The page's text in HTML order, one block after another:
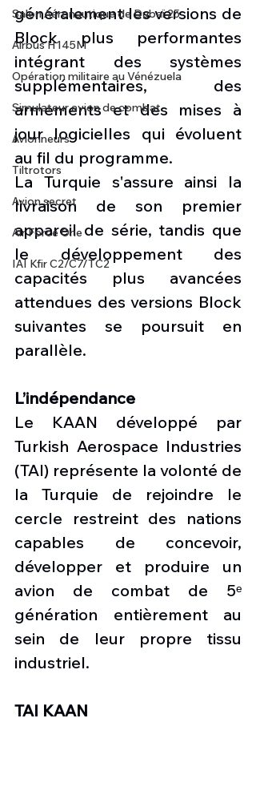
Salon Aéronautique de Dubaï 25
Airbus H145M
Opération militaire au Vénézuela
Simulateur avion de combat
Avionneurs
Tiltrotors
Avion secret
Air Force One
IAI Kfir C2/C7/TC2
généralement les versions de
Block plus performantes
intégrant des systèmes
supplémentaires, des
armements et des mises à
jour logicielles qui évoluent
au fil du programme.
La Turquie s'assure ainsi la
livraison de son premier
appareil de série, tandis que
le développement des
capacités plus avancées
attendues des versions Block
suivantes se poursuit en
parallèle.
L’indépendance
Le KAAN développé par
Turkish Aerospace Industries
(TAI) représente la volonté de
la Turquie de rejoindre le
cercle restreint des nations
capables de concevoir,
développer et produire un
avion de combat de 5ᵉ
génération entièrement au
sein de leur propre tissu
industriel.
TAI KAAN